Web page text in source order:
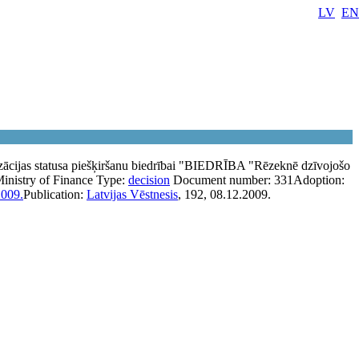
LV EN
statusa piešķiršanu biedrībai "BIEDRĪBA "Rēzeknē dzīvojošo
of Finance Type: decision Document number: 331 Adoption:
Publication: Latvijas Vēstnesis, 192, 08.12.2009.